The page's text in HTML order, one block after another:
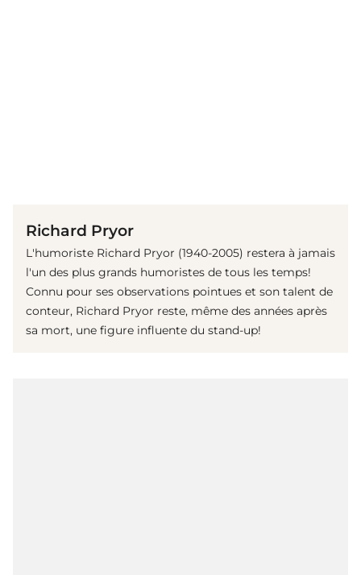
Richard Pryor
L'humoriste Richard Pryor (1940-2005) restera à jamais
l'un des plus grands humoristes de tous les temps!
Connu pour ses observations pointues et son talent de
conteur, Richard Pryor reste, même des années après
sa mort, une figure influente du stand-up!